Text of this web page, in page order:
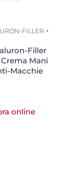
FILLER +
Filler
Mani
Macchie
online